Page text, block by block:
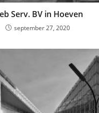
Serv. BV in Hoeven
september 27, 2020